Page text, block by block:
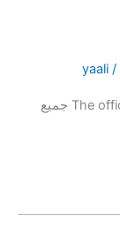
/
yaali
قناة The official account of the Noor Oman channel جميع